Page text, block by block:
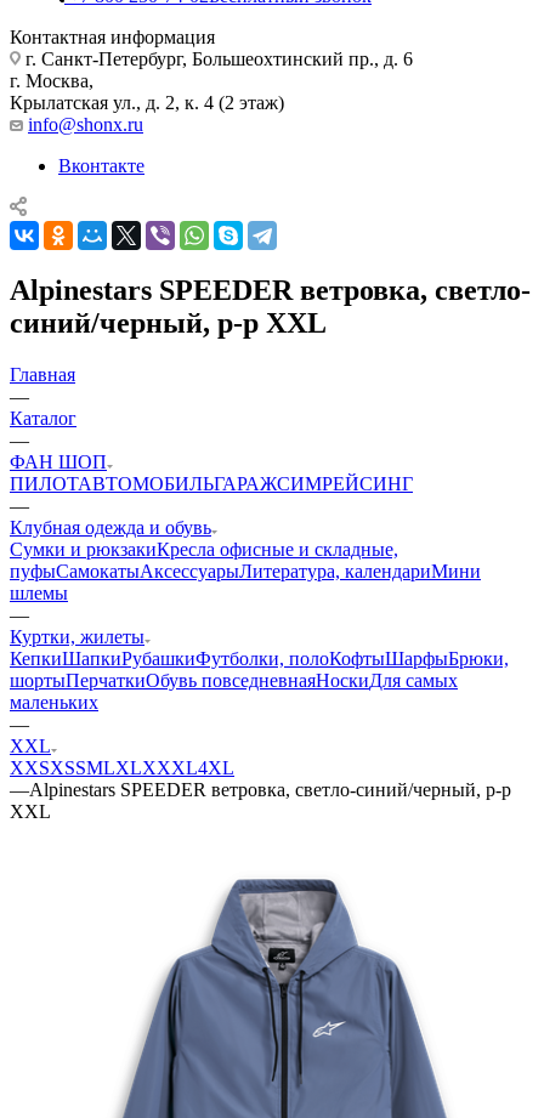
Контактная информация
г. Санкт-Петербург, Большеохтинский пр., д. 6
г. Москва,
Крылатская ул., д. 2, к. 4 (2 этаж)
info@shonx.ru
Вконтакте
Alpinestars SPEEDER ветровка, светло-
синий/черный, р-р XXL
Главная
—
Каталог
—
ФАН ШОП
ПИЛОТАВТОМОБИЛЬГАРАЖСИМРЕЙСИНГ
—
Клубная одежда и обувь
Сумки и рюкзакиКресла офисные и складные,
пуфыСамокатыАксессуарыЛитература, календариМини
шлемы
—
Куртки, жилеты
КепкиШапкиРубашкиФутболки, полоКофтыШарфыБрюки,
шортыПерчаткиОбувь повседневнаяНоскиДля самых
маленьких
—
XXL
XXSXSSMLXLXXXL4XL
—Alpinestars SPEEDER ветровка, светло-синий/черный, р-р
XXL